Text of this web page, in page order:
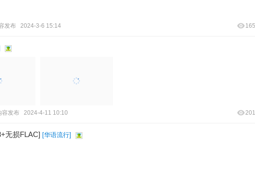
发布 2024-3-6 15:14
容发布 2024-4-11 10:10
无损FLAC] [华语流行]